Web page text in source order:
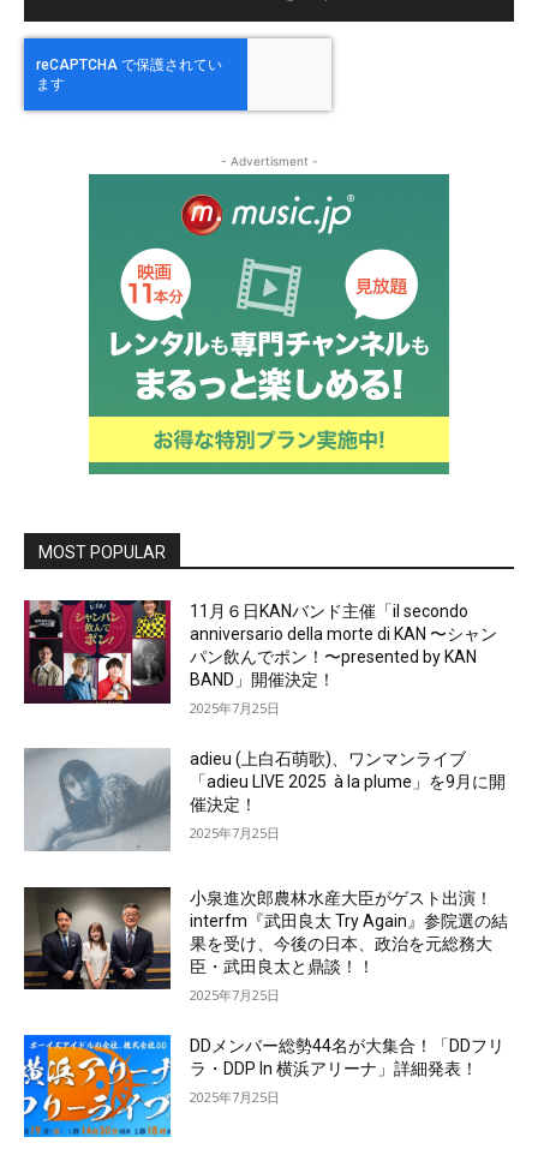
- Advertisment -
MOST POPULAR
11月６日KANバンド主催「il secondo
anniversario della morte di KAN 〜シャン
パン飲んでポン！〜presented by KAN
BAND」開催決定！
2025年7月25日
adieu (上白石萌歌)、ワンマンライブ
「adieu LIVE 2025 à la plume」を9月に開
催決定！
2025年7月25日
小泉進次郎農林水産大臣がゲスト出演！
interfm『武田良太 Try Again』参院選の結
果を受け、今後の日本、政治を元総務大
臣・武田良太と鼎談！！
2025年7月25日
DDメンバー総勢44名が大集合！「DDフリ
ラ・DDP In 横浜アリーナ」詳細発表！
2025年7月25日